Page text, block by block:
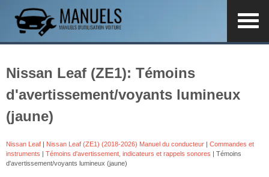
Nissan Leaf (ZE1): Témoins
d'avertissement/voyants lumineux
(jaune)
Nissan Leaf | Nissan Leaf (ZE1) (2018-2026) Manuel du conducteur | Commandes et
instruments | Témoins d'avertissement, indicateurs et rappels sonores | Témoins
d'avertissement/voyants lumineux (jaune)